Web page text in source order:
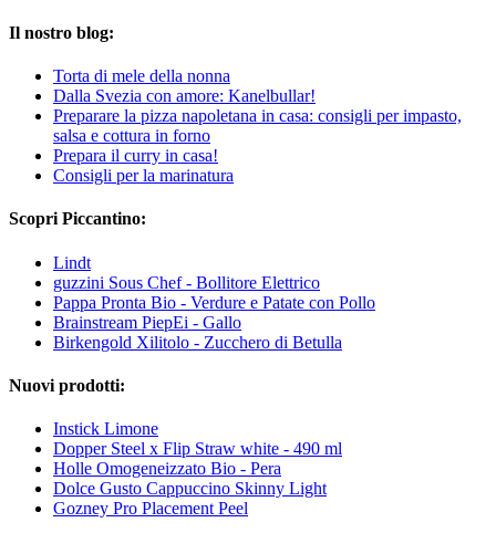
Il nostro blog:
Torta di mele della nonna
Dalla Svezia con amore: Kanelbullar!
Preparare la pizza napoletana in casa: consigli per impasto,
salsa e cottura in forno
Prepara il curry in casa!
Consigli per la marinatura
Scopri Piccantino:
Lindt
guzzini Sous Chef - Bollitore Elettrico
Pappa Pronta Bio - Verdure e Patate con Pollo
Brainstream PiepEi - Gallo
Birkengold Xilitolo - Zucchero di Betulla
Nuovi prodotti:
Instick Limone
Dopper Steel x Flip Straw white - 490 ml
Holle Omogeneizzato Bio - Pera
Dolce Gusto Cappuccino Skinny Light
Gozney Pro Placement Peel